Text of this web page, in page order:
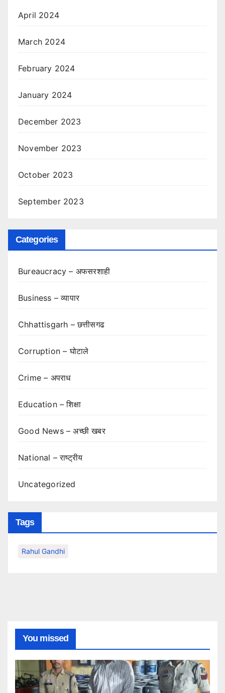
April 2024
March 2024
February 2024
January 2024
December 2023
November 2023
October 2023
September 2023
Categories
Bureaucracy – अफसरशाही
Business – व्यापार
Chhattisgarh – छत्तीसगढ
Corruption – घोटाले
Crime – अपराध
Education – शिक्षा
Good News – अच्छी खबर
National – राष्ट्रीय
Uncategorized
Tags
Rahul Gandhi
You missed